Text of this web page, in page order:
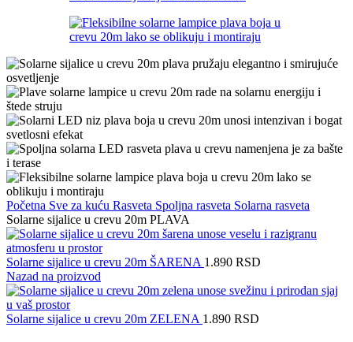
Početna Sve za kuću Rasveta Spoljna rasveta Solarna rasveta
Solarne sijalice u crevu 20m PLAVA
Solarne sijalice u crevu 20m ŠARENA 1.890 RSD
Nazad na proizvod
Solarne sijalice u crevu 20m ZELENA 1.890 RSD